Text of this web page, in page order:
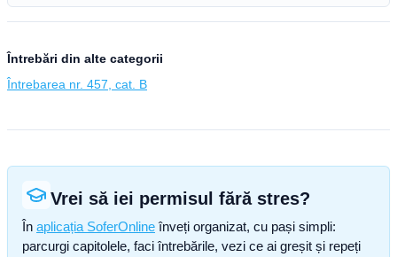
Întrebări din alte categorii
Întrebarea nr. 457, cat. B
Vrei să iei permisul fără stres?
În aplicația SoferOnline înveți organizat, cu pași simpli:
parcurgi capitolele, faci întrebările, vezi ce ai greșit și repeți